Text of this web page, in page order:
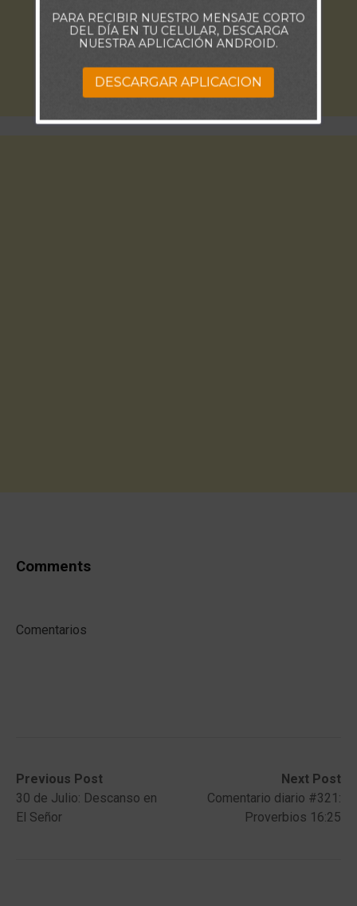
Comments
Comentarios
Post
navigation
Previous Post
Previous
post:30 de Julio: Descanso en
El Señor
Next Post
Next
post:
Comentario diario #321:
Proverbios 16:25
PARA RECIBIR NUESTRO MENSAJE CORTO
DEL DÍA EN TU CELULAR, DESCARGA
NUESTRA APLICACIÓN ANDROID.
DESCARGAR APLICACION